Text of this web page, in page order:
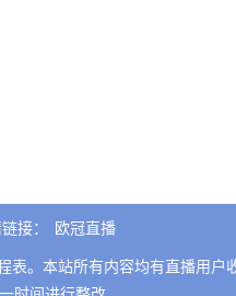
接： 欧冠直播
。本站所有内容均有直播用